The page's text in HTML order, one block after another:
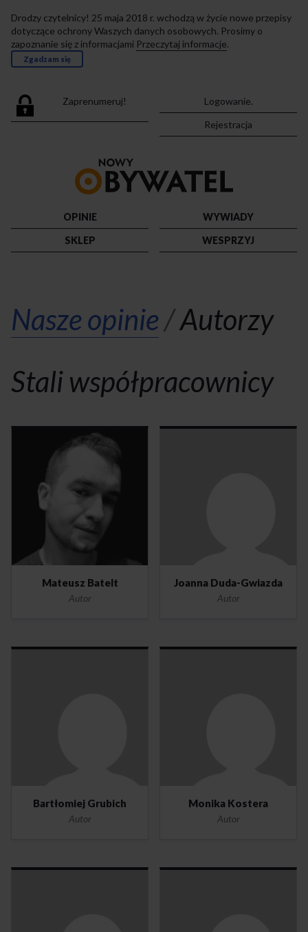
Drodzy czytelnicy! 25 maja 2018 r. wchodzą w życie nowe przepisy
dotyczące ochrony Waszych danych osobowych. Prosimy o
zapoznanie się z informacjami Przeczytaj informacje.
Zgadzam się
Zaprenumeruj!
Logowanie.
Rejestracja
strony
OPINIE
WYWIADY
SKLEP
WESPRZYJ
Nasze opinie /Autorzy
Stali współpracownicy
Mateusz Batelt
Autor
Joanna Duda-Gwiazda
Autor
Bartłomiej Grubich
Autor
Monika Kostera
Autor